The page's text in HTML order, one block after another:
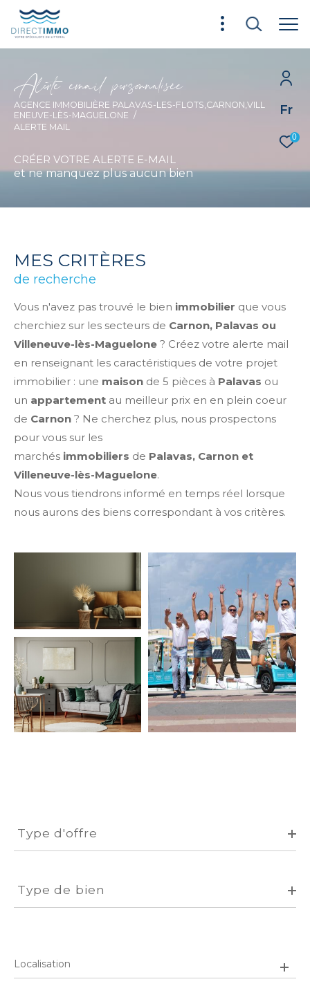
Fr
0
Alete emai pesonaiée
AGENCE IMMOBILIÈRE PALAVAS-LES-FLOTS,CARNON,VILL
ENEUVE-LÈS-MAGUELONE
ALERTE MAIL
CRÉER VOTRE ALERTE E-MAIL
et ne manquez plus aucun bien
MES CRITÈRES
de recherche
Vous n'avez pas trouvé le bien immobilier que vous
cherchiez sur les secteurs de Carnon, Palavas ou
Villeneuve-lès-Maguelone ? Créez votre alerte mail
en renseignant les caractéristiques de votre projet
immobilier : une maison de 5 pièces à Palavas ou
un appartement au meilleur prix en en plein coeur
de Carnon ? Ne cherchez plus, nous prospectons
pour vous sur les
marchés immobiliers de Palavas, Carnon et
Villeneuve-lès-Maguelone.
Nous vous tiendrons informé en temps réel lorsque
nous aurons des biens correspondant à vos critères.
d'offre
Type d'offre
de
bien
Type de bien